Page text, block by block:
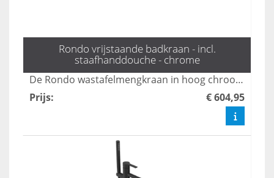
Rondo vrijstaande badkraan - incl.
staafhanddouche - chrome
De Rondo wastafelmengkraan in hoog chroom combineert stijl met functionaliteit, ideaal voor moderne badkamers. Dankzij het strakke ontwerp en de hoogwaardige afwerking is deze kraan niet alleen een eyecatcher, maar ook duurzaam en gemakkelijk te onderhouden. Geniet van een soepele waterstroom en precisie bij het regelen van de temperatuur met deze elegante toevoeging aan uw sanitair.
Prijs: € 604,95